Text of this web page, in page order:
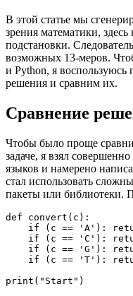
В этой статье мы
зрения математики,
подстановки.
возможных 13-меров.
и Python, я
решения и сравним их.
Сравнение
Чтобы было проще
задаче, я взял
языков и намерено
стал использовать
пакеты или библиотеки.
def convert(c):
print("Start")